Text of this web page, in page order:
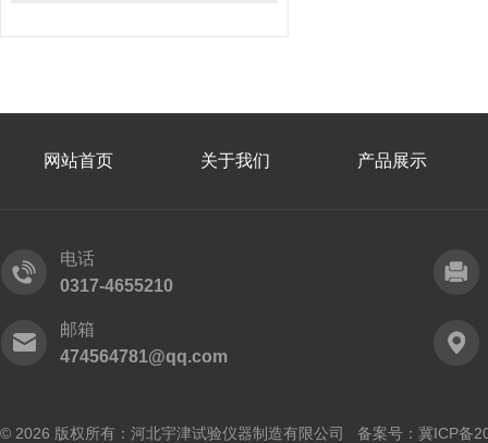
网站首页 关于我们 产品展示
电话
0317-4655210
邮箱
474564781@qq.com
© 2026 版权所有：河北宇津试验仪器制造有限公司 备案号：冀ICP备